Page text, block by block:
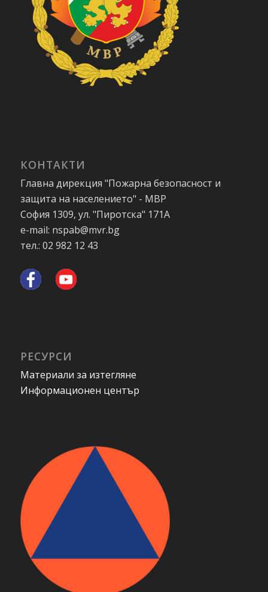
КОНТАКТИ
Главна дирекция "Пожарна безопасност и
защита на населението" - МВР
София 1309, ул. "Пиротска" 171А
e-mail: nspab@mvr.bg
тел.: 02 982 12 43
РЕСУРСИ
Материали за изтегляне
Информационен център